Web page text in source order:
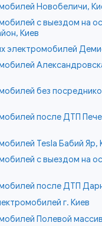
Новобеличи,
с выездом на
Киев
электромобилей
без
после ДТП
Tesla Бабий Яр,
с выездом на
после ДТП
г. Киев
Полевой